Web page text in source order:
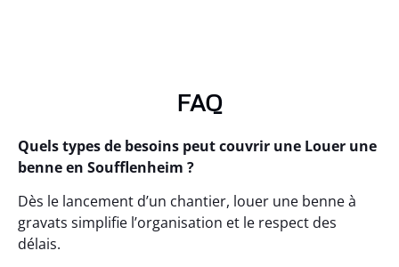
FAQ
Quels types de besoins peut couvrir une Louer une
benne en Soufflenheim ?
Dès le lancement d’un chantier, louer une benne à
gravats simplifie l’organisation et le respect des
délais.